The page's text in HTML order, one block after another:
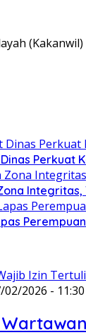
Perkuat
2026 -